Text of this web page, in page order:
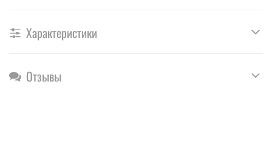
Характеристики
Отзывы